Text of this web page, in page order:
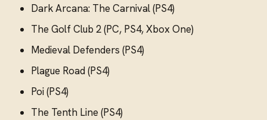
Dark Arcana: The Carnival (PS4)
The Golf Club 2 (PC, PS4, Xbox One)
Medieval Defenders (PS4)
Plague Road (PS4)
Poi (PS4)
The Tenth Line (PS4)